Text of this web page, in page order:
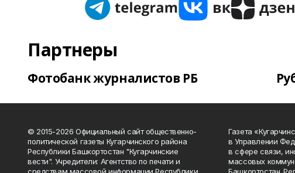
Партнеры
Фотобанк журналистов РБ
© 2015-2026 Официальный сайт общественно-
политической газеты Кугарчинского района
Республики Башкортостан "Кугарчинские
вести". Учредители: Агентство по печати и
Газета
в Управлении
в сфере связи,
массовых